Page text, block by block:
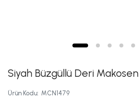
Siyah Büzgüllü Deri Makosen
Ürün Kodu: MCN1479